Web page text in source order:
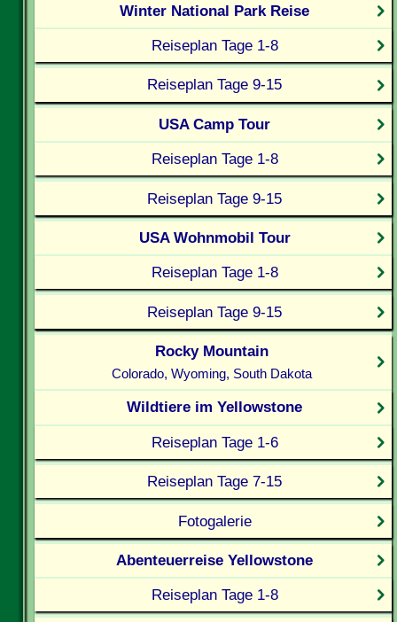
Winter National Park Reise
Reiseplan Tage 1-8
Reiseplan Tage 9-15
USA Camp Tour
Reiseplan Tage 1-8
Reiseplan Tage 9-15
USA Wohnmobil Tour
Reiseplan Tage 1-8
Reiseplan Tage 9-15
Rocky Mountain
Colorado, Wyoming, South Dakota
Wildtiere im Yellowstone
Reiseplan Tage 1-6
Reiseplan Tage 7-15
Fotogalerie
Abenteuerreise Yellowstone
Reiseplan Tage 1-8